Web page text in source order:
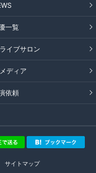
一覧
イブサロン
ディア
依頼
サイトマップ